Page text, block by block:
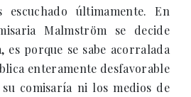
escuchado últimamente. En
Malmström se decide
es porque se sabe acorralada
enteramente desfavorable
comisaría ni los medios de